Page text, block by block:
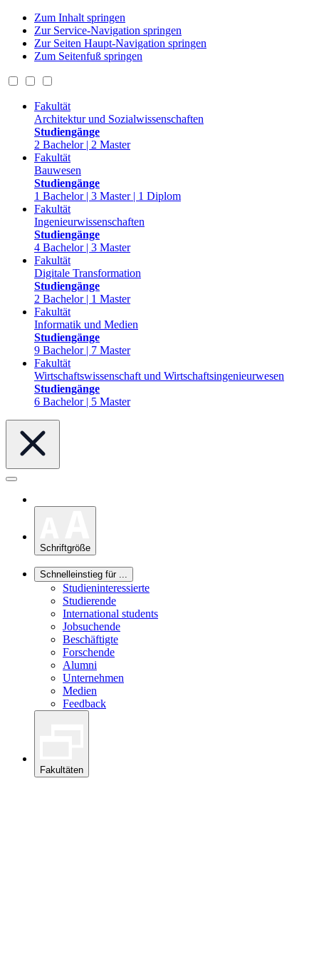
Zum Inhalt springen
Zur Service-Navigation springen
Zur Seiten Haupt-Navigation springen
Zum Seitenfuß springen
Fakultät
Architektur und Sozialwissenschaften
Studiengänge
2 Bachelor | 2 Master
Fakultät
Bauwesen
Studiengänge
1 Bachelor | 3 Master | 1 Diplom
Fakultät
Ingenieurwissenschaften
Studiengänge
4 Bachelor | 3 Master
Fakultät
Digitale Transformation
Studiengänge
2 Bachelor | 1 Master
Fakultät
Informatik und Medien
Studiengänge
9 Bachelor | 7 Master
Fakultät
Wirtschaftswissenschaft und Wirtschaftsingenieurwesen
Studiengänge
6 Bachelor | 5 Master
Schriftgröße
Schnelleinstieg für ...
Studieninteressierte
Studierende
International students
Jobsuchende
Beschäftigte
Forschende
Alumni
Unternehmen
Medien
Feedback
Fakultäten